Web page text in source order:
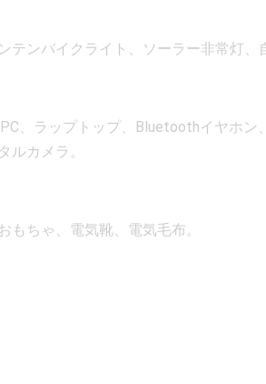
ンバイクライト、ソーラー非常灯、
、ラップトップ、Bluetoothイヤホ
ルカメラ。
ちゃ、電気靴、電気毛布。